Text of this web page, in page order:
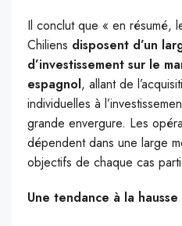
Il conclut que « en résumé,
Chiliens disposent d’un
d’investissement sur le
espagnol, allant de
individuelles à
grande envergure. Les
dépendent dans une large
objectifs de chaque cas
Une tendance à la